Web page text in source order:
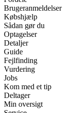
Brugeranmeldelser
Købshjælp
Sådan gør du
Optagelser
Detaljer
Guide
Fejlfinding
Vurdering
Jobs
Kom med et tip
Deltager
Min oversigt